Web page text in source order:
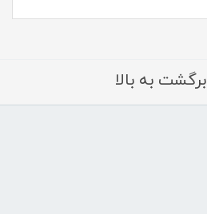
برگشت به بالا